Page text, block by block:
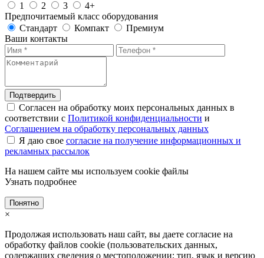
1
2 3
4+
Предпочитаемый класс оборудования
Стандарт
Компакт
Премиум
Ваши контакты
Подтвердить
Согласен на обработку моих персональных данных в
соответствии с Политикой конфиденциальности и
Соглашением на обработку персональных данных
Я даю свое согласие на получение информационных и
рекламных рассылок
На нашем сайте мы используем cookie файлы
Узнать подробнее
Понятно
×
Продолжая использовать наш сайт, вы даете согласие на
обработку файлов cookie (пользовательских данных,
содержащих сведения о местоположении; тип, язык и версию